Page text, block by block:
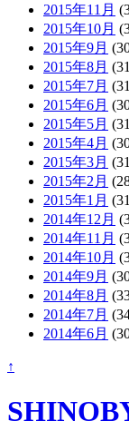
2015年11月
2015年10月
2015年9月
2015年8月
2015年7月
2015年6月
2015年5月
2015年4月
2015年3月
2015年2月
2015年1月
2014年12月
2014年11月
2014年10月
2014年9月
2014年8月
2014年7月
2014年6月
↑